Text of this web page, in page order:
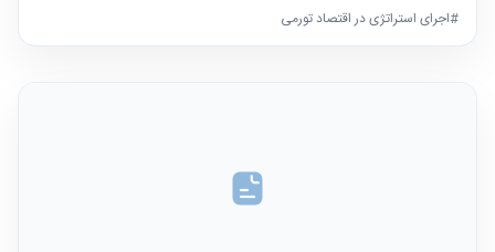
#اجرای استراتژی در اقتصاد تورمی